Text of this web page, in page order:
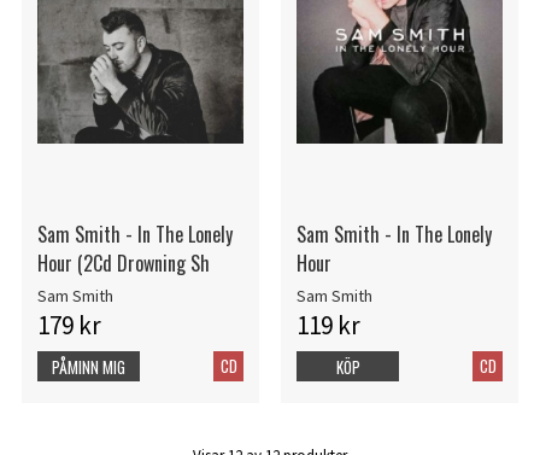
Sam Smith - In The Lonely
Hour (2Cd Drowning Sh
Sam Smith
179 kr
CD
PÅMINN MIG
Sam Smith - In The Lonely
Hour
Sam Smith
119 kr
CD
KÖP